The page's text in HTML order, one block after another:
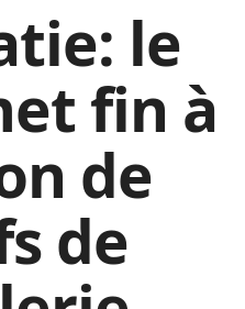
le
fin à
de
de